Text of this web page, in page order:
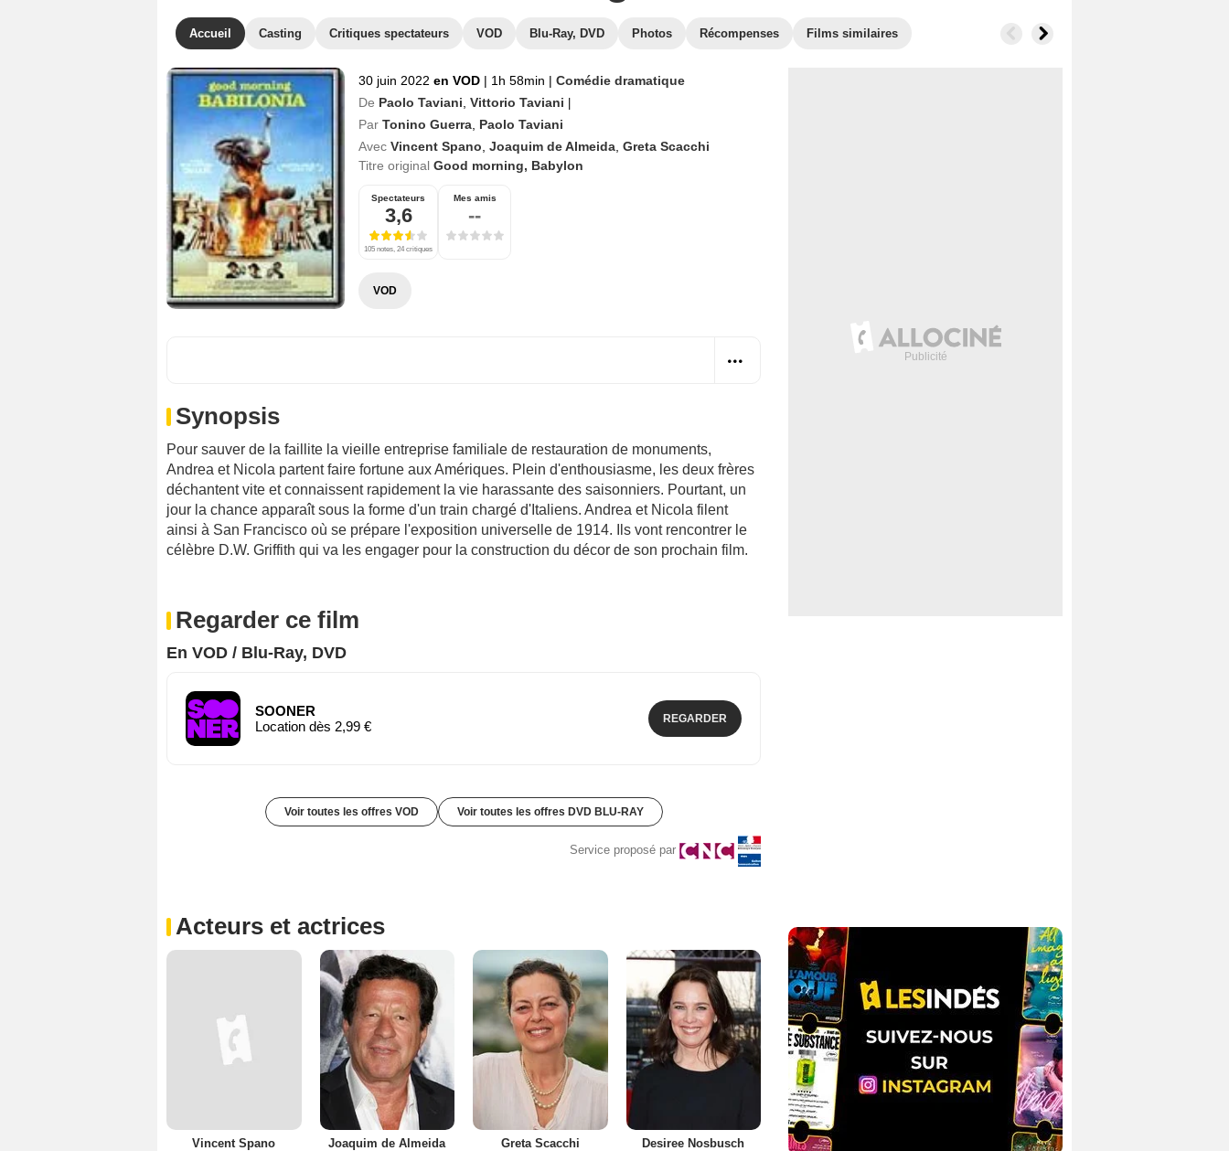
Accueil Casting Critiques spectateurs VOD Blu-Ray, DVD Photos Récompenses Films similaires
30 juin 2022 en VOD | 1h 58min | Comédie dramatique
De Paolo Taviani Vittorio Taviani
Par Tonino Guerra Paolo Taviani
Avec Vincent Spano Joaquim de Almeida Greta Scacchi
Titre original Good morning, Babylon
Spectateurs
3,6
105 notes, 24 critiques
Mes amis
--
VOD
Synopsis
Pour sauver de la faillite la vieille entreprise familiale de restauration de monuments,
Andrea et Nicola partent faire fortune aux Amériques. Plein d'enthousiasme, les deux frères
déchantent vite et connaissent rapidement la vie harassante des saisonniers. Pourtant, un
jour la chance apparaît sous la forme d'un train chargé d'Italiens. Andrea et Nicola filent
ainsi à San Francisco où se prépare l'exposition universelle de 1914. Ils vont rencontrer le
célèbre D.W. Griffith qui va les engager pour la construction du décor de son prochain film.
Regarder ce film
En VOD / Blu-Ray, DVD
SOONER
Location dès 2,99 €
REGARDER
Voir toutes les offres VOD Voir toutes les offres DVD BLU-RAY
Service proposé par
Acteurs et actrices
Vincent Spano Joaquim de Almeida Greta Scacchi Desiree Nosbusch